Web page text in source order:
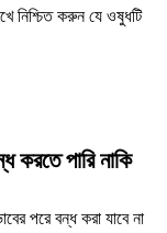
নিশ্চিত করুন যে ওষুধটি
করতে পারি নাকি
পরে বন্ধ করা যাবে না